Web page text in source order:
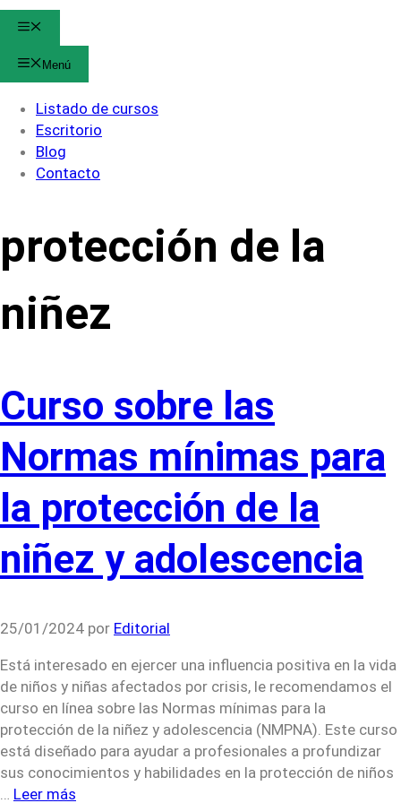
Menú
Listado de cursos
Escritorio
Blog
Contacto
protección de la
niñez
Curso sobre las
Normas mínimas para
la protección de la
niñez y adolescencia
25/01/2024 por Editorial
Está interesado en ejercer una influencia positiva en la vida
de niños y niñas afectados por crisis, le recomendamos el
curso en línea sobre las Normas mínimas para la
protección de la niñez y adolescencia (NMPNA). Este curso
está diseñado para ayudar a profesionales a profundizar
sus conocimientos y habilidades en la protección de niños
… Leer más